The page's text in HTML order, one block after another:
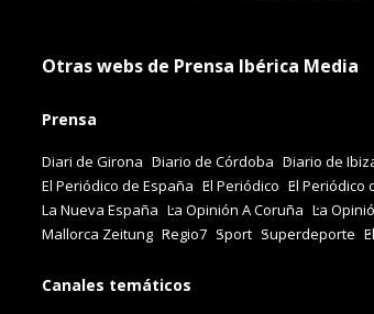
Otras webs de Prensa Ibérica Media
Prensa
Diari de Girona Diario de Córdoba Diario de
El Periódico de España El Periódico El Periódico
La Nueva España La Opinión A Coruña La
Mallorca Zeitung Regio7 Sport Superdeporte
Canales temáticos